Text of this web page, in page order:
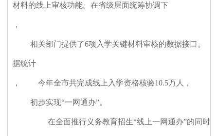
材料的线上审核功能。在省级层面统筹协调下
，
相关部门提供了6项入学关键材料审核的数据接口。
据统计
， 今年全市共完成线上入学资格核验10.5万人 ，
初步实现“一网通办”。
在全面推行义务教育招生“线上一网通办”的同时